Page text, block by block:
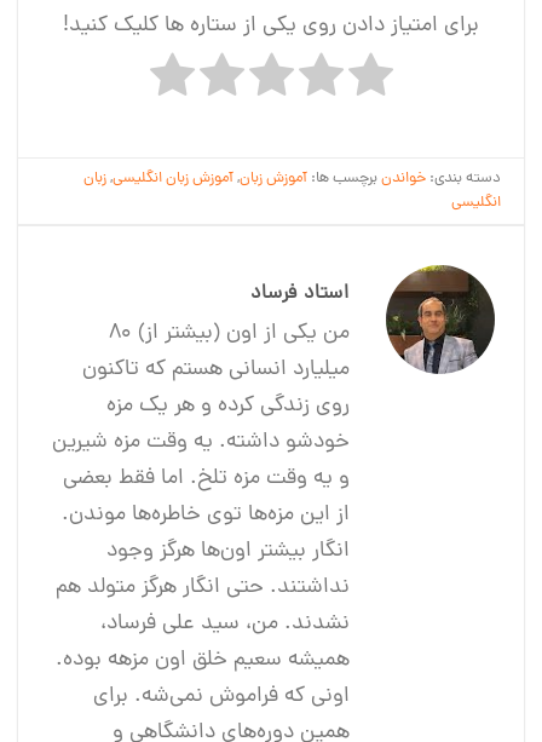
برای امتیاز دادن روی یکی از ستاره ها کلیک کنید!
دسته بندی:خواندنبرچسب ها:آموزش زبان,آموزش زبان انگلیسی,زبان
انگلیسی
استاد فرساد
من یکی از اون (بیشتر از) 80
میلیارد انسانی هستم که تاکنون
روی زندگی کرده و هر یک مزه
خودشو داشته. یه وقت مزه شیرین
و یه وقت مزه تلخ. اما فقط بعضی
از این مزه‌ها توی خاطره‌ها موندن.
انگار بیشتر اون‌ها هرگز وجود
نداشتند. حتی انگار هرگز متولد هم
نشدند. من، سید علی فرساد،
همیشه سعیم خلق اون مزهه بوده.
اونی که فراموش نمی‌شه. برای
همین دوره‌های دانشگاهی و